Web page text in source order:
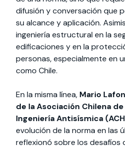
difusión y conversación que
su alcance y aplicación.
ingeniería estructural en la
edificaciones y en la
personas, especialmente en
como Chile.
En la misma línea, Mario
de la Asociación Chilena
Ingeniería Antisísmica
evolución de la norma en las
reflexionó sobre los desafíos